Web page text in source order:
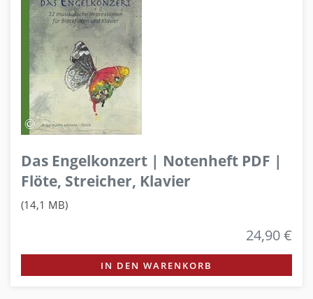
Das Engelkonzert | Notenheft PDF |
Flöte, Streicher, Klavier
(14,1 MB)
24,90 €
IN DEN WARENKORB